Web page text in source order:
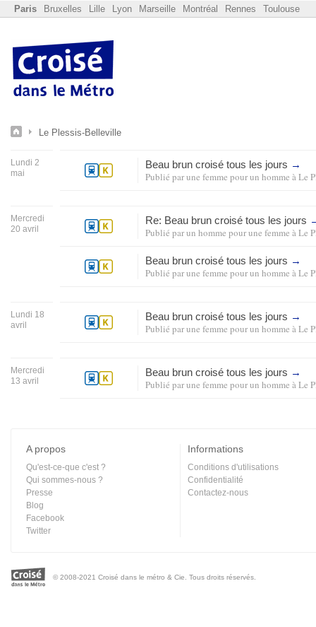
Paris Bruxelles Lille Lyon Marseille Montréal Rennes Toulouse
Le Plessis-Belleville
Lundi 2
mai
Beau brun croisé tous les jours →
Publié parune femme pour un homme àLe
Mercredi
20 avril
Re: Beau brun croisé tous les jours
Publié parun homme pour une femme àLe
Beau brun croisé tous les jours →
Publié parune femme pour un homme àLe
Lundi 18
avril
Beau brun croisé tous les jours →
Publié parune femme pour un homme àLe
Mercredi
13 avril
Beau brun croisé tous les jours →
Publié parune femme pour un homme àLe
A propos
Qu'est-ce-que c'est ?
Qui sommes-nous ?
Presse
Blog
Facebook
Twitter
Informations
Conditions d'utilisations
Confidentialité
Contactez-nous
© 2008-2021 Croisé dans le métro & Cie. Tous droits réservés.